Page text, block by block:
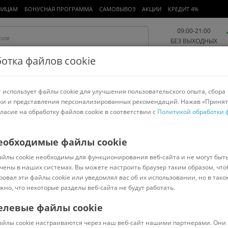
БОНУСНАЯ ПРОГРАММА САМОВЫВОЗ АКЦИИ КРЕДИТ 4%
09:00-21:00
БЕЗ ВЫХОДНЫХ
Работа и офис Авто и мото Детям и мамам Красота и
спорт
> ELAND
60
Код: 689167
файлов cookie
файлы cookie для улучшения пользовательского опыта, сбора
и представления персонализированных рекомендаций. Нажав
на обработку файлов cookie в соответствии с Политикой обработки
файлы cookie
cookie необходимы для функционирования веб-сайта и не могут
в наших системах. Вы можете настроить браузер таким образом,
эти файлы cookie или уведомлял вас об их использовании, но в
что некоторые разделы веб-сайта не будут работать.
файлы cookie
cookie настраиваются через наш веб-сайт нашими партнерами. Они